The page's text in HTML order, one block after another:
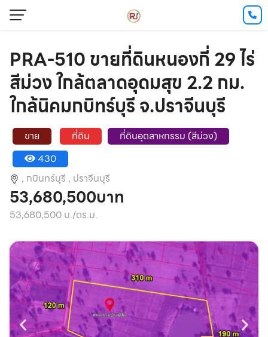
PRA-510 ขายที่ดินหนองกี่ 29 ไร่
สีม่วง ใกล้ตลาดอุดมสุข 2.2 กม.
ใกล้นิคมกบิทร์บุรี จ.ปราจีนบุรี
ขาย ที่ดิน
ที่ดินอุตสาหกรรม (สีม่วง)
430
, กบินทร์บุรี , ปราจีนบุรี
53,680,500บาท
53,680,500 บ./ตร.ม.